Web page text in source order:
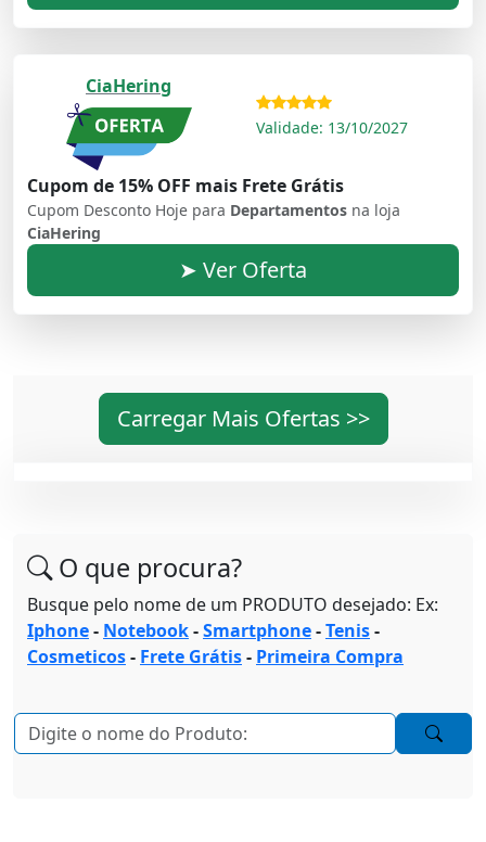
CiaHering
Validade: 13/10/2027
Cupom de 15% OFF mais Frete Grátis
Cupom Desconto Hoje para Departamentos na loja
CiaHering
➤ Ver Oferta
Carregar Mais Ofertas >>
O que procura?
Busque pelo nome de um PRODUTO desejado: Ex:
Iphone- Notebook-Smartphone-Tenis-
Cosmeticos- Frete Grátis- Primeira Compra